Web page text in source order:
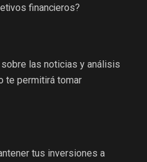
financieros?
las noticias y análisis
te permitirá tomar
tus inversiones a